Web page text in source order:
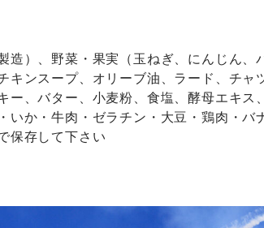
造）、野菜・果実（玉ねぎ、にんじん、
キンスープ、オリーブ油、ラード、チャ
ー、バター、小麦粉、食塩、酵母エキス
か・牛肉・ゼラチン・大豆・鶏肉・バ
保存して下さい